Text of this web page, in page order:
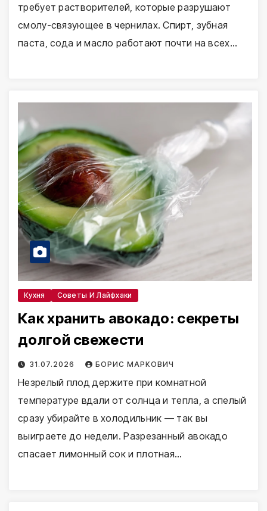
требует растворителей, которые разрушают
смолу-связующее в чернилах. Спирт, зубная
паста, сода и масло работают почти на всех…
Кухня Советы И Лайфхаки
Как хранить авокадо: секреты
долгой свежести
31.07.2026 БОРИС МАРКОВИЧ
Незрелый плод держите при комнатной
температуре вдали от солнца и тепла, а спелый
сразу убирайте в холодильник — так вы
выиграете до недели. Разрезанный авокадо
спасает лимонный сок и плотная…